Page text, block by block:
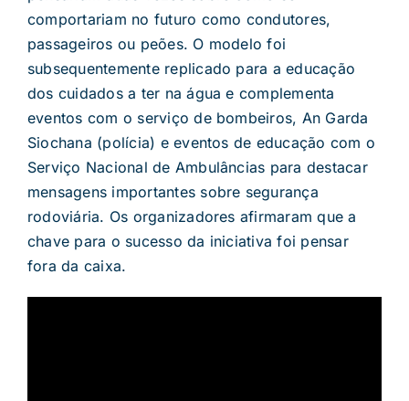
comportariam no futuro como condutores,
passageiros ou peões. O modelo foi
subsequentemente replicado para a educação
dos cuidados a ter na água e complementa
eventos com o serviço de bombeiros, An Garda
Siochana (polícia) e eventos de educação com o
Serviço Nacional de Ambulâncias para destacar
mensagens importantes sobre segurança
rodoviária. Os organizadores afirmaram que a
chave para o sucesso da iniciativa foi pensar
fora da caixa.